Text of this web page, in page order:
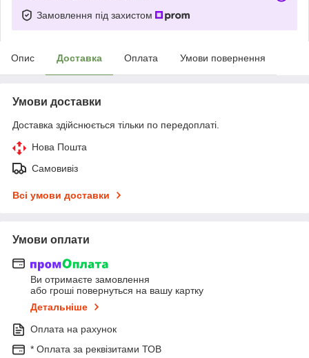
Замовлення під захистом
Опис Доставка Оплата Умови повернення
Умови доставки
Доставка здійснюється тільки по передоплаті.
Нова Пошта
Самовивіз
Всі умови доставки
Умови оплати
Ви отримаєте замовлення
або гроші повернуться на вашу картку
Детальніше
Оплата на рахунок
* Оплата за реквізитами ТОВ